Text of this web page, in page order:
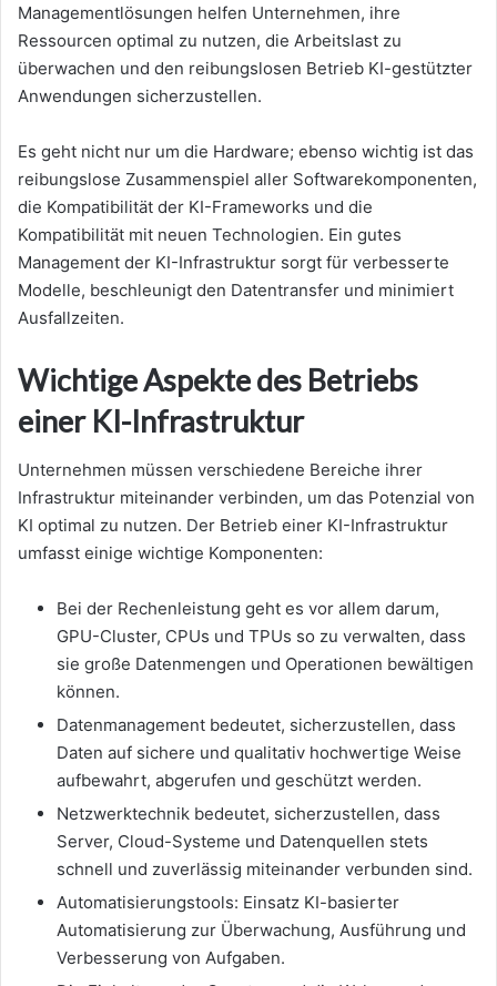
Managementlösungen helfen Unternehmen, ihre
Ressourcen optimal zu nutzen, die Arbeitslast zu
überwachen und den reibungslosen Betrieb KI-gestützter
Anwendungen sicherzustellen.
Es geht nicht nur um die Hardware; ebenso wichtig ist das
reibungslose Zusammenspiel aller Softwarekomponenten,
die Kompatibilität der KI-Frameworks und die
Kompatibilität mit neuen Technologien. Ein gutes
Management der KI-Infrastruktur sorgt für verbesserte
Modelle, beschleunigt den Datentransfer und minimiert
Ausfallzeiten.
Wichtige Aspekte des Betriebs
einer KI-Infrastruktur
Unternehmen müssen verschiedene Bereiche ihrer
Infrastruktur miteinander verbinden, um das Potenzial von
KI optimal zu nutzen. Der Betrieb einer KI-Infrastruktur
umfasst einige wichtige Komponenten:
Bei der Rechenleistung geht es vor allem darum,
GPU-Cluster, CPUs und TPUs so zu verwalten, dass
sie große Datenmengen und Operationen bewältigen
können.
Datenmanagement bedeutet, sicherzustellen, dass
Daten auf sichere und qualitativ hochwertige Weise
aufbewahrt, abgerufen und geschützt werden.
Netzwerktechnik bedeutet, sicherzustellen, dass
Server, Cloud-Systeme und Datenquellen stets
schnell und zuverlässig miteinander verbunden sind.
Automatisierungstools: Einsatz KI-basierter
Automatisierung zur Überwachung, Ausführung und
Verbesserung von Aufgaben.